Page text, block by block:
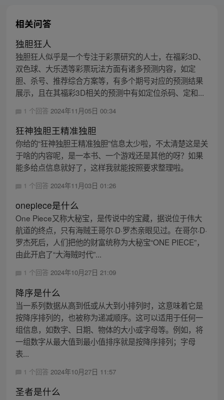
相关问答
独胆狂人
独胆狂人似乎是一个专注于彩票研究的人士，在福彩3D、
双色球、大乐透等彩票玩法方面有诸多预测内容，如定
胆、杀号、推荐综合方案等，有多个期号对应的预测结果
展示，且在其福彩3D相关的预测中有如定位杀码、定和...
1 个回答 2024年11月05日 00:34
狂神独胆王精准独胆
你给的“狂神独胆王精准独胆”信息太少啦，不太清楚这是关
于啥的内容呢，是一本书、一个游戏还是其他的呀？如果
能多给点信息就好了，这样我就能按照要求整理啦。
1 个回答 2024年11月03日 01:26
onepiece是什么
One Piece又称大秘宝，是传说中的宝藏，据说位于伟大
航道的终点，只有海贼王哥尔·D·罗杰亲眼见过。在哥尔·D·
罗杰死后，人们把他的财富统称为大秘宝“ONE PIECE”，
由此开启了“大海贼时代”...
1 个回答 2024年10月27日 21:09
降序是什么
当一系列数据从高到低或从大到小排列时，这意味着它是
按降序排列的，也被称为递减顺序。这可以适用于任何一
组信息，如数字、日期、物体的大小或字母等。例如，将
一组数字从最大值到最小值排序就是按降序排列；字母
表...
1 个回答 2024年10月27日 11:57
圣者是什么